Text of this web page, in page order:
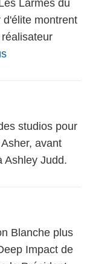
Larmes du
montrent
studios pour
avant
Ashley Judd.
Blanche plus
Impact de